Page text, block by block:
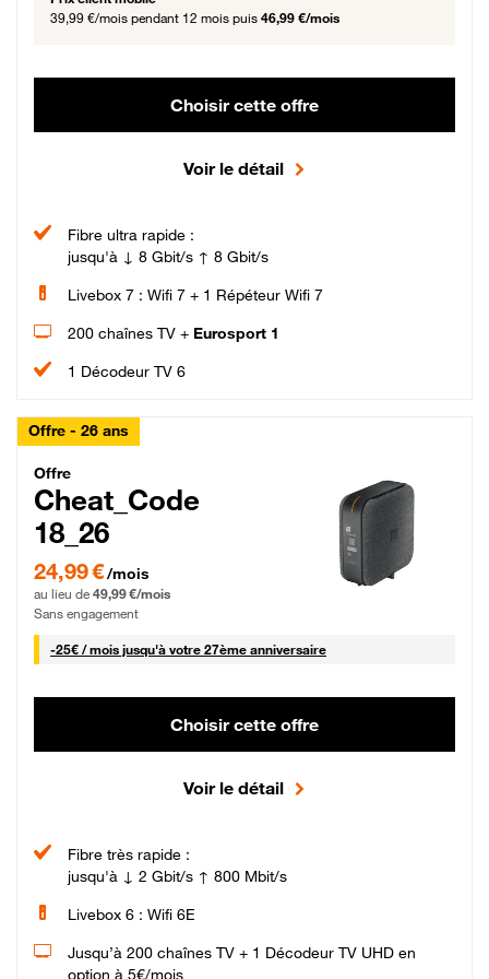
39,99 €/mois pendant 12 mois puis 46,99 €/mois
Choisir cette offre
Voir le détail
Fibre ultra rapide :
jusqu'à ↓ 8 Gbit/s ↑ 8 Gbit/s
Livebox 7 : Wifi 7 + 1 Répéteur Wifi 7
200 chaînes TV + Eurosport 1
1 Décodeur TV 6
Offre - 26 ans
Cheat_Code Fibre_18_26
Offre
Cheat_Code
18_26
24,99 € par mois pendant 0 mois puis 49,99 € par mois, Sans engagement
24,99 €/mois
au lieu de 49,99 €/mois
Sans engagement
-25€ / mois25 € par mois
jusqu'à votre 27ème anniversaire
Choisir cette offre
Voir le détail
Fibre très rapide :
jusqu'à ↓ 2 Gbit/s ↑ 800 Mbit/s
Livebox 6 : Wifi 6E
Jusqu’à 200 chaînes TV + 1 Décodeur TV UHD en
option à 5€/mois